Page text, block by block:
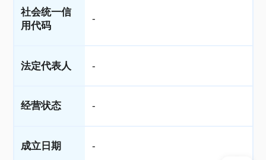
社会统一信
用代码
-
法定代表人 -
经营状态 -
成立日期 -